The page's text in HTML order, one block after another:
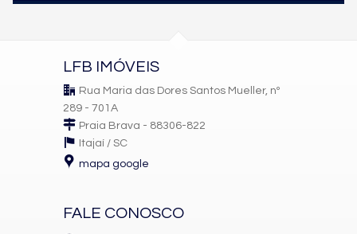
LFB IMÓVEIS
Rua Maria das Dores Santos Mueller, nº
289 - 701A
Praia Brava - 88306-822
Itajaí / SC
mapa google
FALE CONOSCO